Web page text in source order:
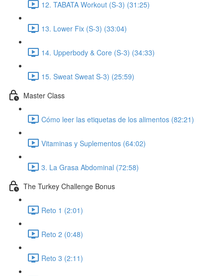
12. TABATA Workout (S-3) (31:25)
13. Lower Fix (S-3) (33:04)
14. Upperbody & Core (S-3) (34:33)
15. Sweat Sweat S-3) (25:59)
Master Class
Cómo leer las etiquetas de los alimentos (82:21)
Vitaminas y Suplementos (64:02)
3. La Grasa Abdominal (72:58)
The Turkey Challenge Bonus
Reto 1 (2:01)
Reto 2 (0:48)
Reto 3 (2:11)